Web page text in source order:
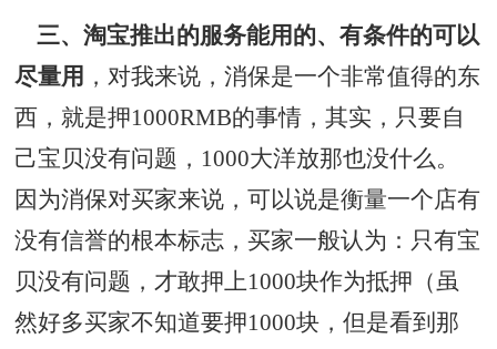
三、淘宝推出的服务能用的、有条件的可以
尽量用 ，对我来说，消保是一个非常值得的东
西，就是押1000RMB的事情，其实，只要自
己宝贝没有问题，1000大洋放那也没什么。
因为消保对买家来说，可以说是衡量一个店有
没有信誉的根本标志，买家一般认为：只有宝
贝没有问题，才敢押上1000块作为抵押（虽
然好多买家不知道要押1000块，但是看到那